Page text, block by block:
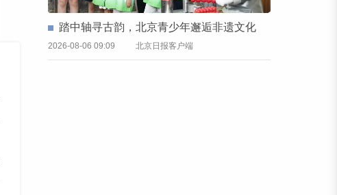
踏中轴寻古韵，北京青少年邂逅非遗文化
2026-08-06 09:09 北京日报客户端